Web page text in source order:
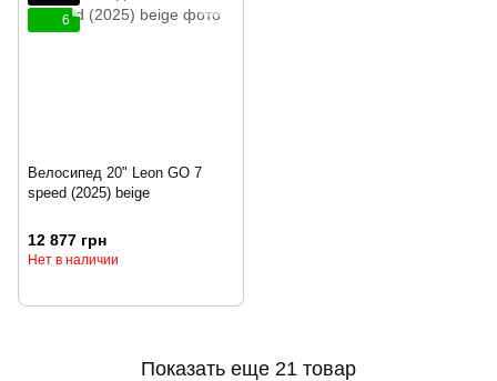
6
Велосипед 20" Leon GO 7
speed (2025) beige
12 877 грн
Нет в наличии
Показать еще 21 товар